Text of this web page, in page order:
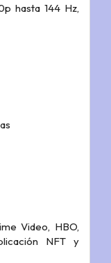
hasta 144 Hz,
Video, HBO,
NFT y